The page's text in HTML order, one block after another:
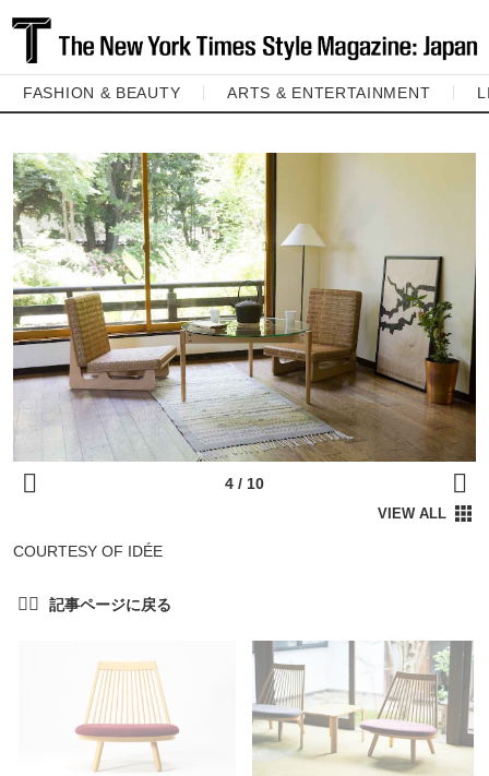
FASHION & BEAUTY ARTS & ENTERTAINMENT
COURTESY OF IDÉE